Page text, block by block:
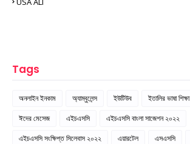
Tags
অনলাইন ইনকাম অ্যাম্বুলেন্স ইউটিউব ইতালির ভাষা শিক্ষা
ঈদের মেসেজ
এইচএসসি
এইচএসসি বাংলা সাজেশন ২০২২
এইচএসসি সংক্ষিপ্ত সিলেবাস ২০২২
এয়ারটেল এসএসসি